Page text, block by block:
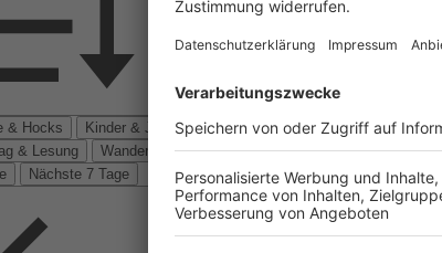
& Hocks Kinder & Jugend Kino Klassik Kunst & Museen
& Lesung
Wanderungen
Nächste 7 Tage